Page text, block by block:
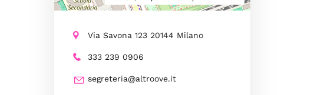
Via Savona 123 20144 Milano
333 239 0906
segreteria@altroove.it